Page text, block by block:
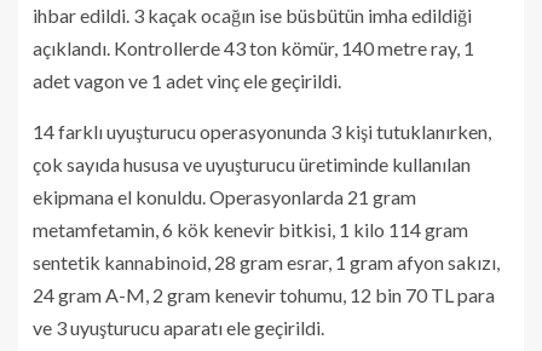
ihbar edildi. 3 kaçak ocağın ise büsbütün imha edildiği
açıklandı. Kontrollerde 43 ton kömür, 140 metre ray, 1
adet vagon ve 1 adet vinç ele geçirildi.
14 farklı uyuşturucu operasyonunda 3 kişi tutuklanırken,
çok sayıda hususa ve uyuşturucu üretiminde kullanılan
ekipmana el konuldu. Operasyonlarda 21 gram
metamfetamin, 6 kök kenevir bitkisi, 1 kilo 114 gram
sentetik kannabinoid, 28 gram esrar, 1 gram afyon sakızı,
24 gram A-M, 2 gram kenevir tohumu, 12 bin 70 TL para
ve 3 uyuşturucu aparatı ele geçirildi.